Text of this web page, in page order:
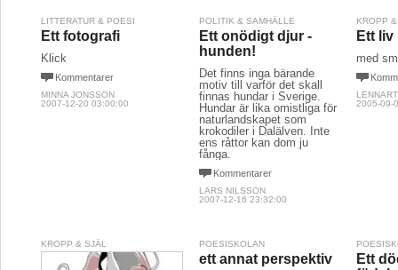
LITTERATUR & POESI
Ett fotografi
Klick
Kommentarer
MINNA JONSSON
2007-12-20 03:00:00
POLITIK & SAMHÄLLE
Ett onödigt djur -
hunden!
Det finns inga bärande
motiv till varför det skall
finnas hundar i Sverige.
Hundar är lika omistliga för
naturlandskapet som
krokodiler i Dalälven. Inte
ens råttor kan dom ju
fånga.
Kommentarer
LARS NILSSON
2007-12-16 23:32:00
KROPP
Ett
med
2005-09-
KROPP & SJÄL POESISKOLAN
ett annat perspektiv
Ett